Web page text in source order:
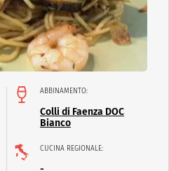
ABBINAMENTO:
Colli di Faenza DOC
Bianco
CUCINA REGIONALE: